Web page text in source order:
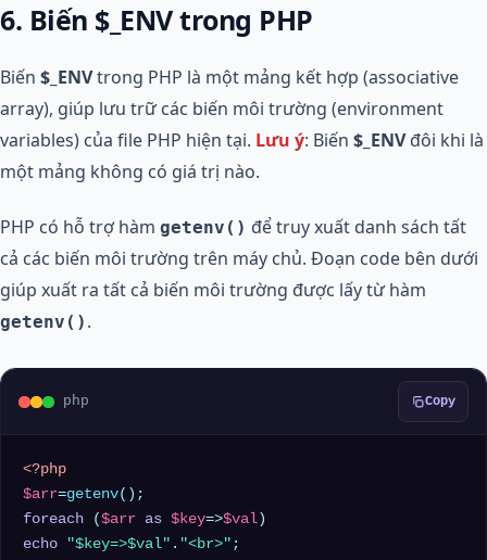
6. Biến $_ENV trong PHP
Biến $_ENVtrong PHP là một mảng kết hợp (associative
array), giúp lưu trữ các biến môi trường (environment
variables) của file PHP hiện tại. Lưu ý: Biến $_ENVđôi khi là
một mảng không có giá trị nào.
PHP có hỗ trợ hàm getenv() để truy xuất danh sách tất
cả các biến môi trường trên máy chủ. Đoạn code bên dưới
giúp xuất ra tất cả biến môi trường được lấy từ hàm
getenv() .
php Copy
<?php
$arr=getenv
foreach ( $arr as $key=>$val
echo
"$key=>$val" . "<br>"